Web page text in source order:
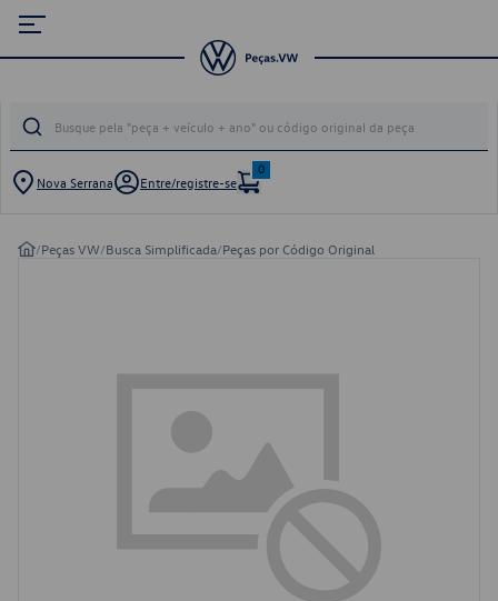
Nova Serrana Entre/registre-se
0
/Peças VW/Busca Simplificada/Peças por Código Original